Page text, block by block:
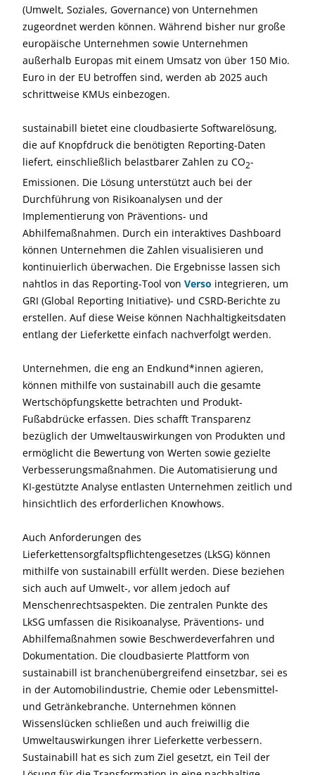
(Umwelt, Soziales, Governance) von Unternehmen
zugeordnet werden können. Während bisher nur große
europäische Unternehmen sowie Unternehmen
außerhalb Europas mit einem Umsatz von über 150 Mio.
Euro in der EU betroffen sind, werden ab 2025 auch
schrittweise KMUs einbezogen.
sustainabill bietet eine cloudbasierte Softwarelösung,
die auf Knopfdruck die benötigten Reporting-Daten
liefert, einschließlich belastbarer Zahlen zu CO2-
Emissionen. Die Lösung unterstützt auch bei der
Durchführung von Risikoanalysen und der
Implementierung von Präventions- und
Abhilfemaßnahmen. Durch ein interaktives Dashboard
können Unternehmen die Zahlen visualisieren und
kontinuierlich überwachen. Die Ergebnisse lassen sich
nahtlos in das Reporting-Tool von Verso integrieren, um
GRI (Global Reporting Initiative)- und CSRD-Berichte zu
erstellen. Auf diese Weise können Nachhaltigkeitsdaten
entlang der Lieferkette einfach nachverfolgt werden.
Unternehmen, die eng an Endkund*innen agieren,
können mithilfe von sustainabill auch die gesamte
Wertschöpfungskette betrachten und Produkt-
Fußabdrücke erfassen. Dies schafft Transparenz
bezüglich der Umweltauswirkungen von Produkten und
ermöglicht die Bewertung von Werten sowie gezielte
Verbesserungsmaßnahmen. Die Automatisierung und
KI-gestützte Analyse entlasten Unternehmen zeitlich und
hinsichtlich des erforderlichen Knowhows.
Auch Anforderungen des
Lieferkettensorgfaltspflichtengesetzes (LkSG) können
mithilfe von sustainabill erfüllt werden. Diese beziehen
sich auch auf Umwelt-, vor allem jedoch auf
Menschenrechtsaspekten. Die zentralen Punkte des
LkSG umfassen die Risikoanalyse, Präventions- und
Abhilfemaßnahmen sowie Beschwerdeverfahren und
Dokumentation. Die cloudbasierte Plattform von
sustainabill ist branchenübergreifend einsetzbar, sei es
in der Automobilindustrie, Chemie oder Lebensmittel-
und Getränkebranche. Unternehmen können
Wissenslücken schließen und auch freiwillig die
Umweltauswirkungen ihrer Lieferkette verbessern.
Sustainabill hat es sich zum Ziel gesetzt, ein Teil der